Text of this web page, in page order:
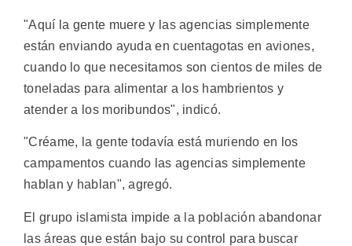
"Aquí la gente muere y las agencias simplemente
están enviando ayuda en cuentagotas en aviones,
cuando lo que necesitamos son cientos de miles de
toneladas para alimentar a los hambrientos y
atender a los moribundos", indicó.
"Créame, la gente todavía está muriendo en los
campamentos cuando las agencias simplemente
hablan y hablan", agregó.
El grupo islamista impide a la población abandonar
las áreas que están bajo su control para buscar